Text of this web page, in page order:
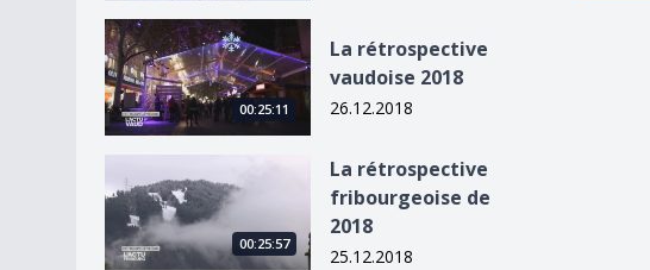
La rétrospective vaudoise 2018
00:25:11
La rétrospective
vaudoise 2018
26.12.2018
La rétrospective fribourgeoise de 2018
00:25:57
La rétrospective
fribourgeoise de
2018
25.12.2018